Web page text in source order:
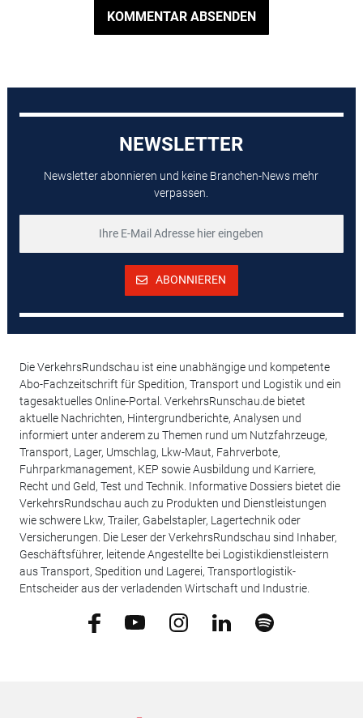
KOMMENTAR ABSENDEN
NEWSLETTER
Newsletter abonnieren und keine Branchen-News mehr
verpassen.
ABONNIEREN
Die VerkehrsRundschau ist eine unabhängige und kompetente
Abo-Fachzeitschrift für Spedition, Transport und Logistik und ein
tagesaktuelles Online-Portal. VerkehrsRunschau.de bietet
aktuelle Nachrichten, Hintergrundberichte, Analysen und
informiert unter anderem zu Themen rund um Nutzfahrzeuge,
Transport, Lager, Umschlag, Lkw-Maut, Fahrverbote,
Fuhrparkmanagement, KEP sowie Ausbildung und Karriere,
Recht und Geld, Test und Technik. Informative Dossiers bietet die
VerkehrsRundschau auch zu Produkten und Dienstleistungen
wie schwere Lkw, Trailer, Gabelstapler, Lagertechnik oder
Versicherungen. Die Leser der VerkehrsRundschau sind Inhaber,
Geschäftsführer, leitende Angestellte bei Logistikdienstleistern
aus Transport, Spedition und Lagerei, Transportlogistik-
Entscheider aus der verladenden Wirtschaft und Industrie.